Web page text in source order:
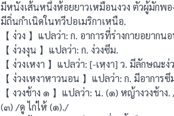
มีหนังเส้นหนึ่งห้อยยาวเหมือนงวง ตัวผู้มักพ
มีถิ่นกำเนิดในทวีปอเมริกาเหนือ.
【 ง่วง 】แปลว่า: ก. อาการที่ร่างกายอยากน
【 ง่วงงุน 】แปลว่า: ก. ง่วงซึม.
【 ง่วงเหงา 】แปลว่า: [-เหฺงา] ว. มีลักษณะ
【 ง่วงเหงาหาวนอน 】แปลว่า: ก. มีอาการ
【 งวงช้าง ๑ 】แปลว่า: น. (๑) หญ้างวงช้า
(๓) /ดู ไก่ไห้ (๑)./